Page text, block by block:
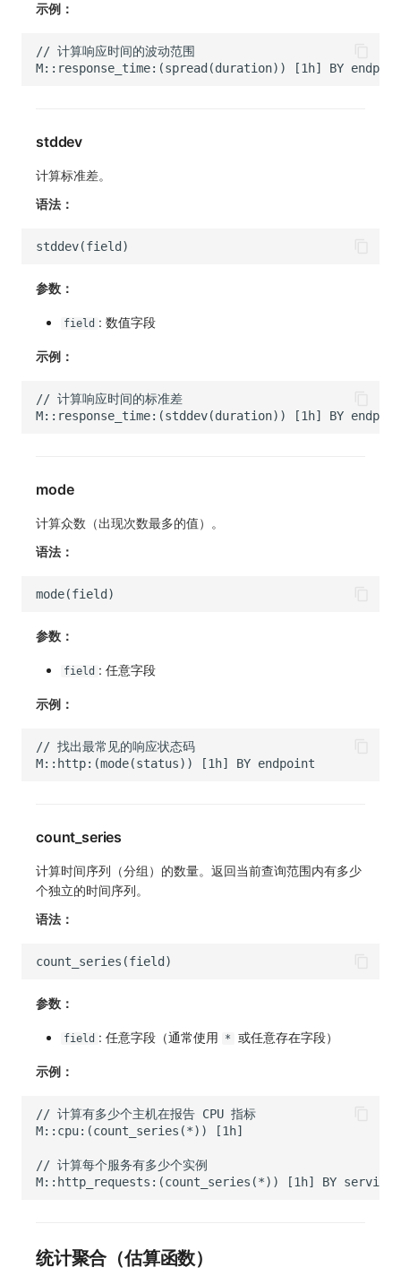
示例：
stddev
计算标准差。
语法：
参数：
field : 数值字段
示例：
mode
计算众数（出现次数最多的值）。
语法：
参数：
field : 任意字段
示例：
count_series
计算时间序列（分组）的数量。返回当前查询范围内有多少
个独立的时间序列。
语法：
参数：
field : 任意字段（通常使用 * 或任意存在字段）
示例：
统计聚合（估算函数）